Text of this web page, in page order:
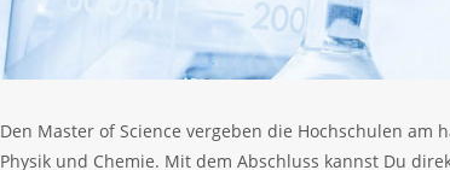
Den Master of Science vergeben die Hochschulen
Physik und Chemie. Mit dem Abschluss kannst Du